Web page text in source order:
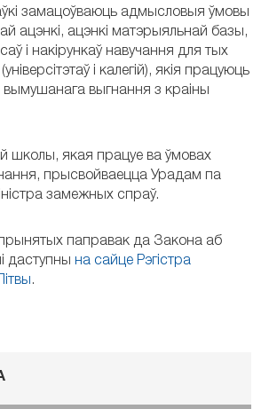
замацоўваюць адмысловыя ўмовы
ацэнкі, ацэнкі матэрыяльнай базы,
і накірункаў навучання для тых
і калегій), якія працуюць
вымушанага выгнання з краіны
школы, якая працуе ва ўмовах
прысвойваецца Урадам па
замежных спраў.
паправак да Закона аб
даступны на сайце Рэгістра
.